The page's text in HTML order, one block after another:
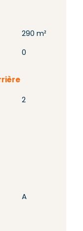
290 m²
0
2
A